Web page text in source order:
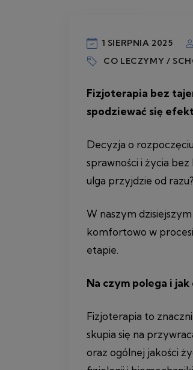
1 SIERPNIA 2025
CO LECZYMY /
Fizjoterapia bez
spodziewać się
Decyzja o
sprawności i życia bez
ulga przyjdzie od
W naszym
komfortowo w
etapie.
Na czym polega i
Fizjoterapia to
skupia się na
oraz ogólnej jakości